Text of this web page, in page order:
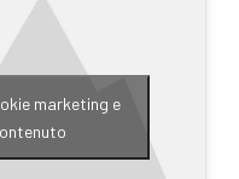
marketing e